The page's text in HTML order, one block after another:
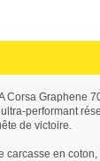
Corsa Graphene
performant
de victoire.
carcasse en coton,